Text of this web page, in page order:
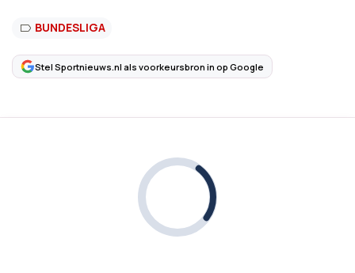
BUNDESLIGA
Stel Sportnieuws.nl als voorkeursbron in op Google